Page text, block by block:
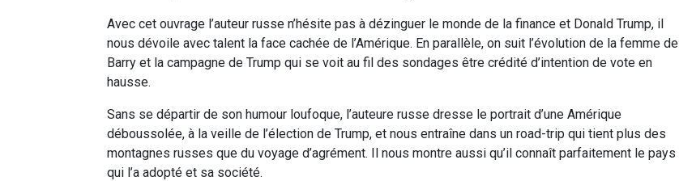
Avec cet ouvrage l’auteur russe n’hésite pas à dézinguer le monde de la finance et Donald Trump, il
nous dévoile avec talent la face cachée de l’Amérique. En parallèle, on suit l’évolution de la femme de
Barry et la campagne de Trump qui se voit au fil des sondages être crédité d’intention de vote en
hausse.
Sans se départir de son humour loufoque, l’auteure russe dresse le portrait d’une Amérique
déboussolée, à la veille de l’élection de Trump, et nous entraîne dans un road-trip qui tient plus des
montagnes russes que du voyage d’agrément. Il nous montre aussi qu’il connaît parfaitement le pays
qui l’a adopté et sa société.